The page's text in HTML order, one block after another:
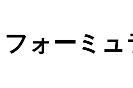
フォーミュ